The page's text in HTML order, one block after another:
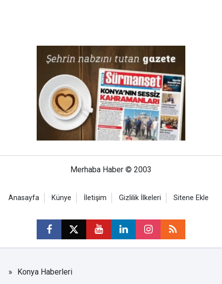
Merhaba Haber © 2003
Anasayfa Künye İletişim Gizlilik İlkeleri Sitene Ekle
Konya Haberleri